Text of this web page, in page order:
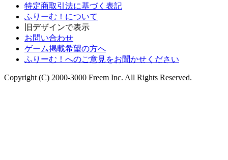
特定商取引法に基づく表記
ふりーむ！について
旧デザインで表示
お問い合わせ
ゲーム掲載希望の方へ
ふりーむ！へのご意見をお聞かせください
Copyright (C) 2000-3000 Freem Inc. All Rights Reserved.